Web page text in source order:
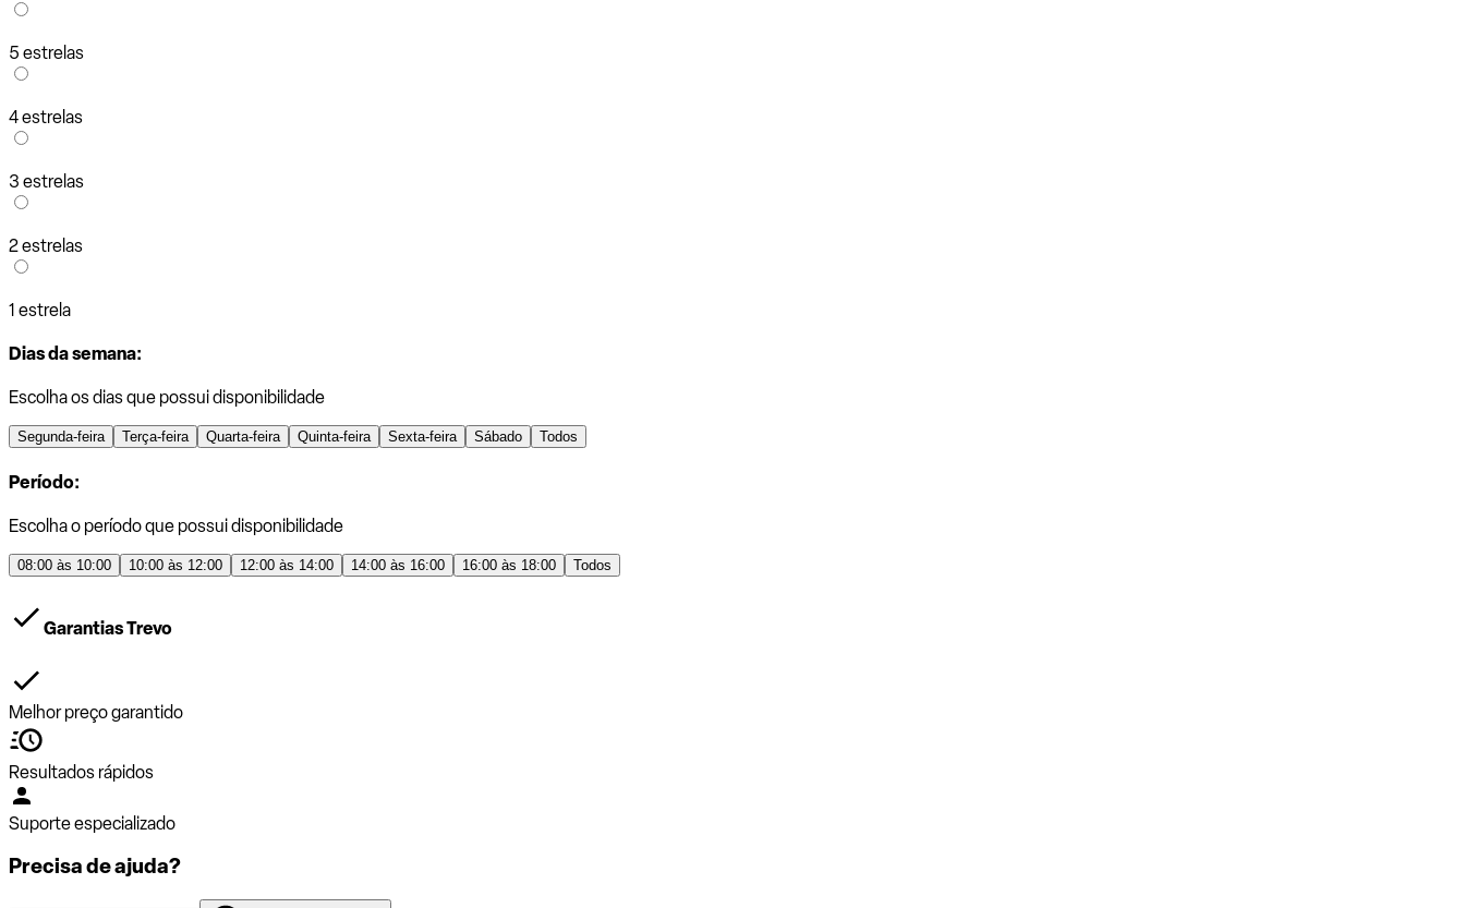
5 estrelas
4 estrelas
3 estrelas
2 estrelas
1 estrela
Dias da semana:
Escolha os dias que possui disponibilidade
Segunda-feira Terça-feira Quarta-feira Quinta-feira Sexta-feira Sábado Todos
Período:
Escolha o período que possui disponibilidade
08:00 às 10:00 10:00 às 12:00 12:00 às 14:00 14:00 às 16:00 16:00 às 18:00 Todos
Garantias Trevo
Melhor preço garantido
Resultados rápidos
Suporte especializado
Precisa de ajuda?